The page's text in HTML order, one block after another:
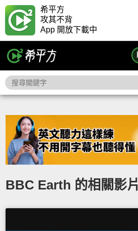
希平方
攻其不背
App 開放下載中
BBC Earth 的相關影片